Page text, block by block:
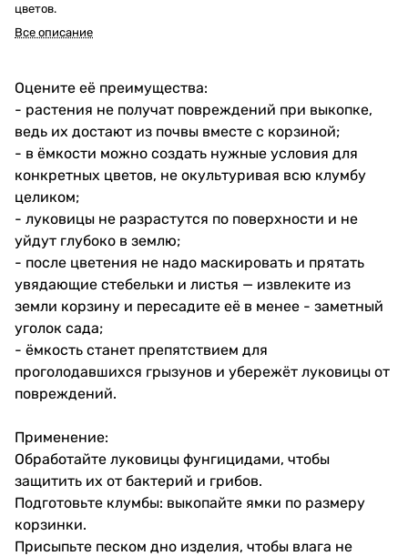
цветов.
Все описание
Оцените её преимущества:
- растения не получат повреждений при выкопке,
ведь их достают из почвы вместе с корзиной;
- в ёмкости можно создать нужные условия для
конкретных цветов, не окультуривая всю клумбу
целиком;
- луковицы не разрастутся по поверхности и не
уйдут глубоко в землю;
- после цветения не надо маскировать и прятать
увядающие стебельки и листья — извлеките из
земли корзину и пересадите её в менее - заметный
уголок сада;
- ёмкость станет препятствием для
проголодавшихся грызунов и убережёт луковицы от
повреждений.
Применение:
Обработайте луковицы фунгицидами, чтобы
защитить их от бактерий и грибов.
Подготовьте клумбы: выкопайте ямки по размеру
корзинки.
Присыпьте песком дно изделия, чтобы влага не